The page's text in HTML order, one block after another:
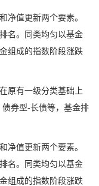
值更新两个要素。
名。同类均匀以基金
组成的指数阶段涨跌
原有一级分类基础上
券型-长债等，基金排
值更新两个要素。
名。同类均匀以基金
组成的指数阶段涨跌